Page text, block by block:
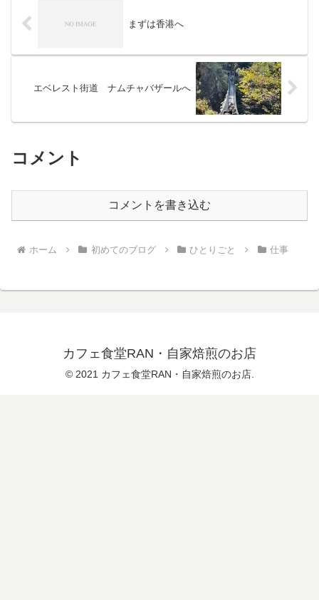
まずは香港へ
エベレスト街道 ナムチャバザールへ
コメント
コメントを書き込む
ホーム 初めてのブログ ひとりごと 仕事
カフェ食堂RAN・自家焙煎のお店
© 2021 カフェ食堂RAN・自家焙煎のお店.